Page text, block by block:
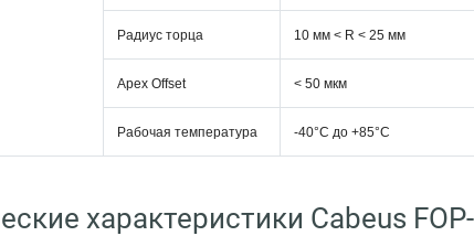
Радиус торца 10 мм < R < 25 мм
Apex Offset < 50 мкм
Рабочая температура -40°C дo +85°C
характеристики Cabeus